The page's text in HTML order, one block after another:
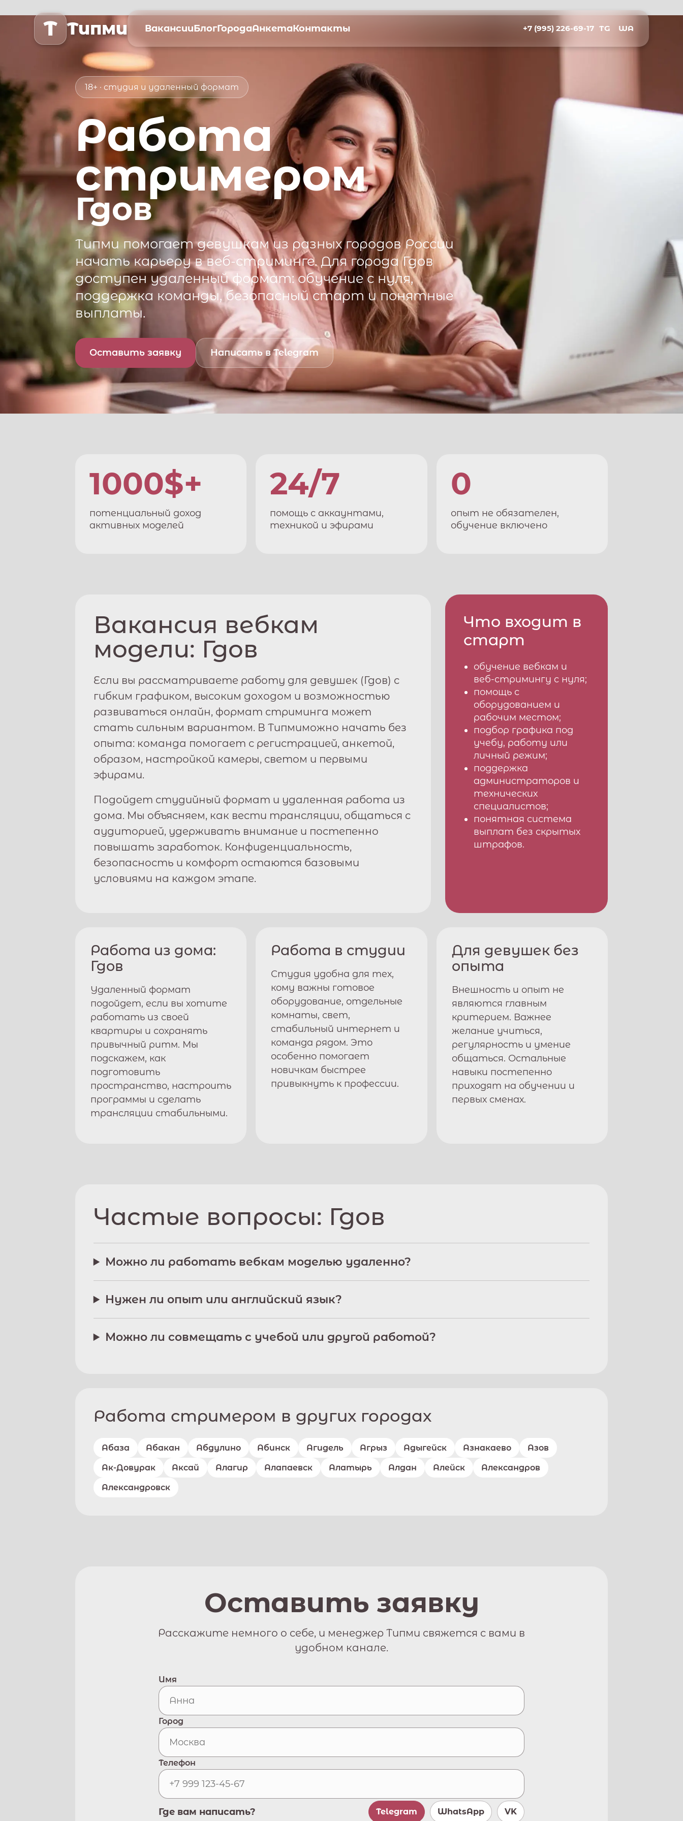
T Типми ВакансииБлогГородаАнкетаКонтакты +7 (995) 226-69-17 TG WA
18+ · студия и удаленный формат
Работа
стримером
Гдов
Типмипомогает девушкам из разных городов России
начать карьеру в веб-стриминге. Для городаГдов
доступен удаленный формат: обучение с нуля,
поддержка команды, безопасный старт и понятные
выплаты.
Оставить заявку Написать в Telegram
1000$+
потенциальный доход
активных моделей
24/7
помощь с аккаунтами,
техникой и эфирами
0
опыт не обязателен,
обучение включено
Вакансия вебкам
модели: Гдов
Если вы рассматриваете работу для девушек (Гдов) с
гибким графиком, высоким доходом и возможностью
развиваться онлайн, формат стриминга может
стать сильным вариантом. В Типмиможно начать без
опыта: команда помогает с регистрацией, анкетой,
образом, настройкой камеры, светом и первыми
эфирами.
Подойдет студийный формат и удаленная работа из
дома. Мы объясняем, как вести трансляции, общаться с
аудиторией, удерживать внимание и постепенно
повышать заработок. Конфиденциальность,
безопасность и комфорт остаются базовыми
условиями на каждом этапе.
Что входит в
старт
обучение вебкам и
веб-стримингу с нуля;
помощь с
оборудованием и
рабочим местом;
подбор графика под
учебу, работу или
личный режим;
поддержка
администраторов и
технических
специалистов;
понятная система
выплат без скрытых
штрафов.
Работа из дома:
Гдов
Удаленный формат
подойдет, если вы хотите
работать из своей
квартиры и сохранять
привычный ритм. Мы
подскажем, как
подготовить
пространство, настроить
программы и сделать
трансляции стабильными.
Работа в студии
Студия удобна для тех,
кому важны готовое
оборудование, отдельные
комнаты, свет,
стабильный интернет и
команда рядом. Это
особенно помогает
новичкам быстрее
привыкнуть к профессии.
Для девушек без
опыта
Внешность и опыт не
являются главным
критерием. Важнее
желание учиться,
регулярность и умение
общаться. Остальные
навыки постепенно
приходят на обучении и
первых сменах.
Частые вопросы: Гдов
Можно ли работать вебкам моделью удаленно?
Нужен ли опыт или английский язык?
Можно ли совмещать с учебой или другой работой?
Работа стримером в других городах
Абаза Абакан Абдулино Абинск Агидель Агрыз Адыгейск Азнакаево Азов
Ак-Довурак Аксай Алагир Алапаевск Алатырь Алдан Алейск Александров
Александровск
Оставить заявку
Расскажите немного о себе, и менеджер Типми свяжется с вами в
удобном канале.
Имя
Город
Телефон
Где вам написать? Telegram WhatsApp VK